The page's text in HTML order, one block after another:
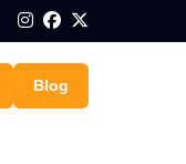
Blog